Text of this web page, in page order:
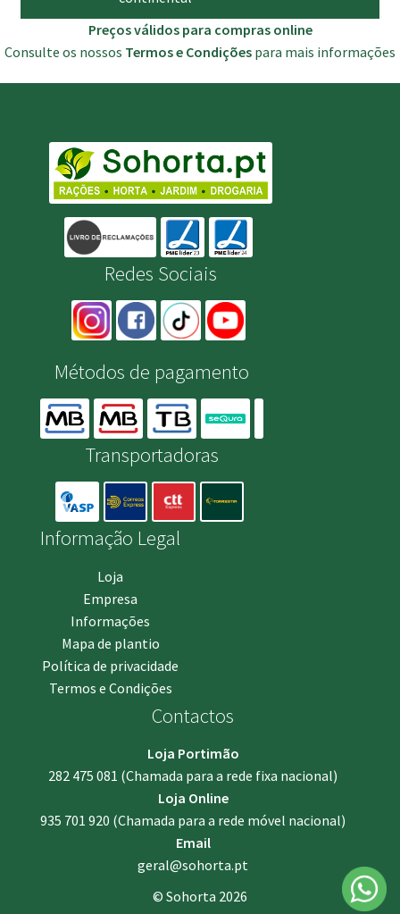
Preços válidos para compras online
Consulte os nossos Termos e Condições para mais informações
Redes Sociais
Métodos de pagamento
Transportadoras
Informação Legal
Loja
Empresa
Informações
Mapa de plantio
Política de privacidade
Termos e Condições
Contactos
Loja Portimão
282 475 081 (Chamada para a rede fixa nacional)
Loja Online
935 701 920 (Chamada para a rede móvel nacional)
Email
geral@sohorta.pt
© Sohorta 2026